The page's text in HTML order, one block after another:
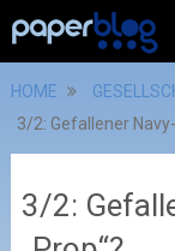
HOME
3/2: Gefallener
3/2: